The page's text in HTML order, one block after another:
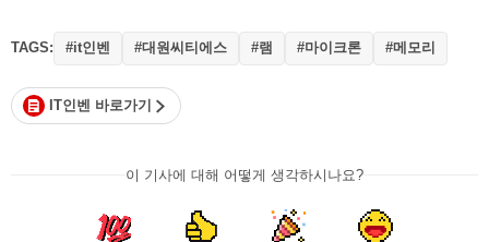
TAGS: #it인벤 #대원씨티에스 #램 #마이크론 #메모리
IT인벤 바로가기
이 기사에 대해 어떻게 생각하시나요?